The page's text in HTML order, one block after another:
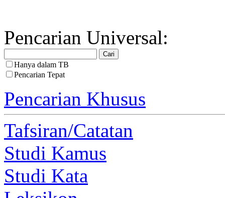
Pencarian Universal:
Hanya dalam TB
Pencarian Tepat
Pencarian Khusus
Tafsiran/Catatan
Studi Kamus
Studi Kata